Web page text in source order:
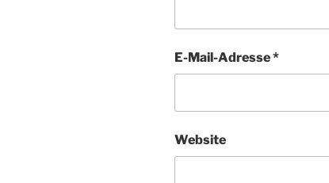
E-Mail-Adresse*
Website